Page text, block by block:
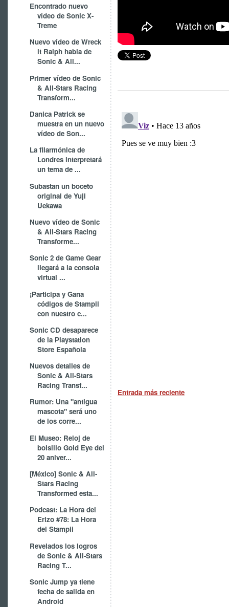
Encontrado nuevo
vídeo de Sonic X-
Treme
Nuevo vídeo de Wreck
it Ralph habla de
Sonic & All...
Primer vídeo de Sonic
& All-Stars Racing
Transform...
Danica Patrick se
muestra en un nuevo
vídeo de Son...
La filarmónica de
Londres interpretará
un tema de ...
Subastan un boceto
original de Yuji
Uekawa
Nuevo vídeo de Sonic
& All-Stars Racing
Transforme...
Sonic 2 de Game Gear
llegará a la consola
virtual ...
¡Participa y Gana
códigos de Stampii
con nuestro c...
Sonic CD desaparece
de la Playstation
Store Española
Nuevos detalles de
Sonic & All-Stars
Racing Transf...
Rumor: Una "antigua
mascota" será uno
de los corre...
El Museo: Reloj de
bolsillo Gold Eye del
20 aniver...
[México] Sonic & All-
Stars Racing
Transformed esta...
Podcast: La Hora del
Erizo #78: La Hora
del Stampii
Revelados los logros
de Sonic & All-Stars
Racing T...
Sonic Jump ya tiene
fecha de salida en
Android
Entrada más reciente